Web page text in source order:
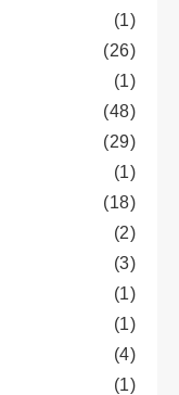
(1)
(26)
(1)
(48)
(29)
(1)
(18)
(2)
(3)
(1)
(1)
(4)
(1)